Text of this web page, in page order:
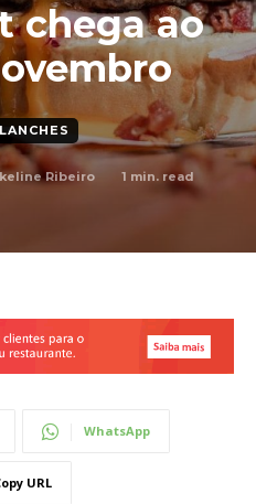
chega ao
LANCHES
Ribeiro 1 min. read
WhatsApp
URL